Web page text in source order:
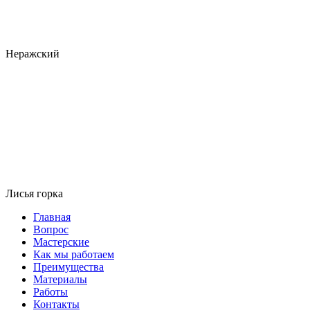
Неражский
Лисья горка
Главная
Вопрос
Мастерские
Как мы работаем
Преимущества
Материалы
Работы
Контакты